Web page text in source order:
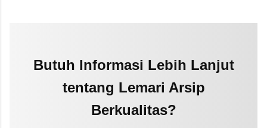
Butuh Informasi Lebih Lanjut
tentang Lemari Arsip
Berkualitas?